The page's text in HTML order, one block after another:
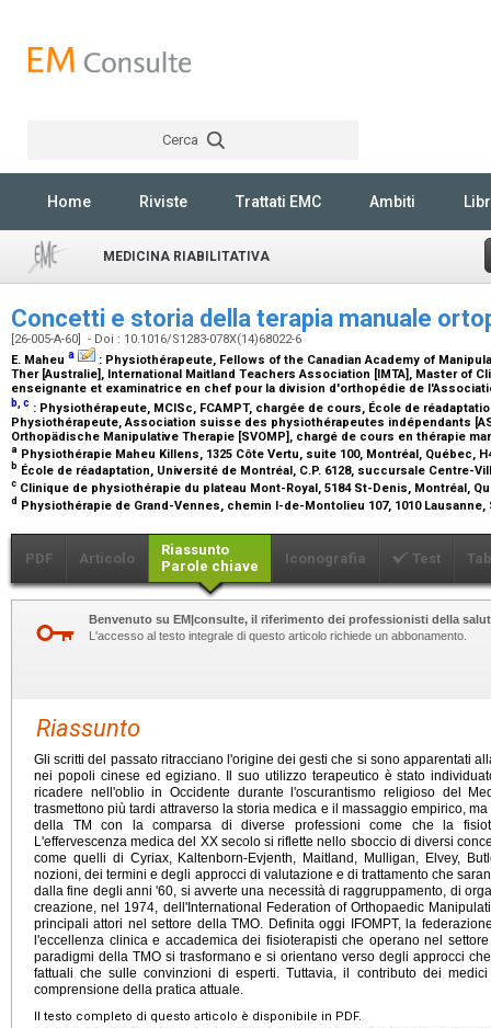
Cerca
Home Riviste Trattati EMC Ambiti
MEDICINA RIABILITATIVA
Concetti e storia della terapia manuale
[26-005-A-60] - Doi : 10.1016/S1283-078X(14)68022-6
E. Maheu a : Physiothérapeute, Fellows of the Canadian Academy of
Ther [Australie], International Maitland Teachers Association [IMTA], Master of
enseignante et examinatrice en chef pour la division d'orthopédie de
b c : Physiothérapeute, MClSc, FCAMPT, chargée de cours, École de
Physiothérapeute, Association suisse des physiothérapeutes indépendants
Orthopädische Manipulative Therapie [SVOMP], chargé de cours en thérapie
a Physiothérapie Maheu Killens, 1325 Côte Vertu, suite 100, Montréal, Québec,
b École de réadaptation, Université de Montréal, C.P. 6128, succursale Centre-
c Clinique de physiothérapie du plateau Mont-Royal, 5184 St-Denis, Montréal,
d Physiothérapie de Grand-Vennes, chemin I-de-Montolieu 107, 1010
PDF Articolo
Riassunto
Parole chiave
Iconografia Test
Benvenuto su EM|consulte, il riferimento dei professionisti della
L'accesso al testo integrale di questo articolo richiede un abbonamento.
Riassunto
Gli scritti del passato ritracciano l'origine dei gesti che si sono apparentati
nei popoli cinese ed egiziano. Il suo utilizzo terapeutico è stato
ricadere nell'oblio in Occidente durante l'oscurantismo religioso del
trasmettono più tardi attraverso la storia medica e il massaggio empirico,
della TM con la comparsa di diverse professioni come che la
L'effervescenza medica del XXsecolo si riflette nello sboccio di diversi
come quelli di Cyriax, Kaltenborn-Evjenth, Maitland, Mulligan, Elvey,
nozioni, dei termini e degli approcci di valutazione e di trattamento che
dalla fine degli anni '60, si avverte una necessità di raggruppamento, di
creazione, nel 1974, dell'International Federation of Orthopaedic
principali attori nel settore della TMO. Definita oggi IFOMPT, la
l'eccellenza clinica e accademica dei fisioterapisti che operano nel
paradigmi della TMO si trasformano e si orientano verso degli approcci
fattuali che sulle convinzioni di esperti. Tuttavia, il contributo dei
comprensione della pratica attuale.
Il testo completo di questo articolo è disponibile in PDF.